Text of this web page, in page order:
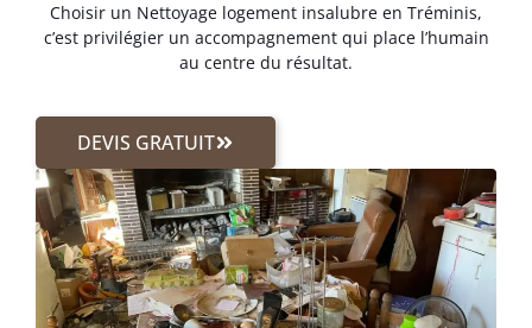
Choisir un Nettoyage logement insalubre en Tréminis,
c’est privilégier un accompagnement qui place l’humain
au centre du résultat.
DEVIS GRATUIT